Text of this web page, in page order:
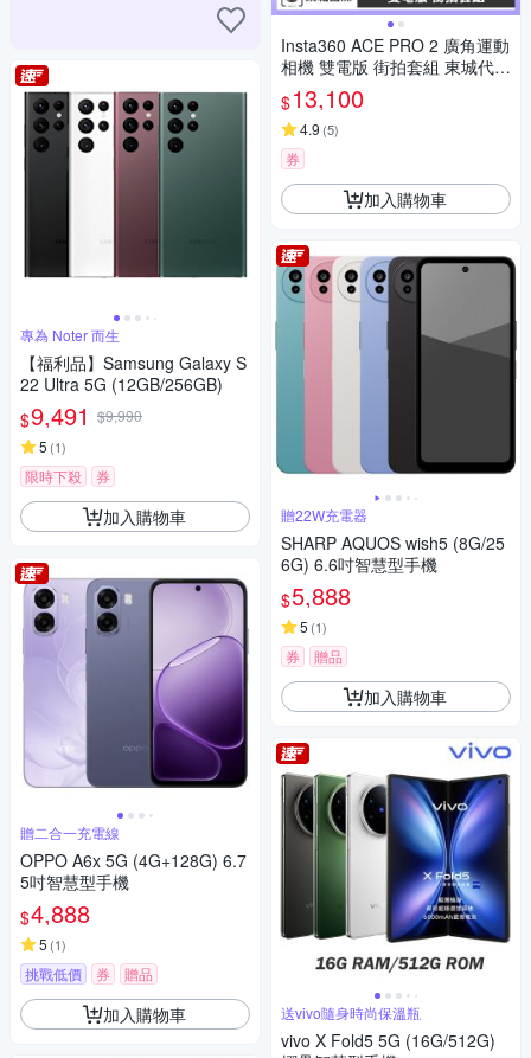
專為 Noter 而生
【福利品】Samsung Galaxy S
22 Ultra 5G (12GB/256GB)
$9,491 $9,990
5 (1)
限時下殺 券
加入購物車
贈二合一充電線
OPPO A6x 5G (4G+128G) 6.7
5吋智慧型手機
$4,888
5 (1)
挑戰低價 券 贈品
加入購物車
Insta360 ACE PRO 2 廣角運動
相機 雙電版 街拍套組 東城代理
公司貨
$13,100
4.9 (5)
券
加入購物車
贈22W充電器
SHARP AQUOS wish5 (8G/25
6G) 6.6吋智慧型手機
$5,888
5 (1)
券 贈品
加入購物車
送vivo隨身時尚保溫瓶
vivo X Fold5 5G (16G/512G)